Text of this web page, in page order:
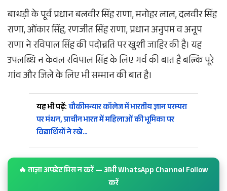
बाथड़ी के पूर्व प्रधान बलवीर सिंह राणा, मनोहर लाल, दलवीर सिंह
राणा, ओंकार सिंह, रणजीत सिंह राणा, प्रधान अनुपम व अनूप
राणा ने रविपाल सिंह की पदोन्नति पर खुशी जाहिर की है। यह
उपलब्धि न केवल रविपाल सिंह के लिए गर्व की बात है बल्कि पूरे
गांव और जिले के लिए भी सम्मान की बात है।
यह भी पढ़ें:चौकीमन्यार कॉलेज में भारतीय ज्ञान परम्परा
पर मंथन, प्राचीन भारत में महिलाओं की भूमिका पर
विद्यार्थियों ने रखे…
🔥 ताज़ा अपडेट मिस न करें — अभी WhatsApp Channel Follow
करें